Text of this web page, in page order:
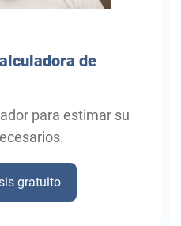
de
para estimar su
gratuito